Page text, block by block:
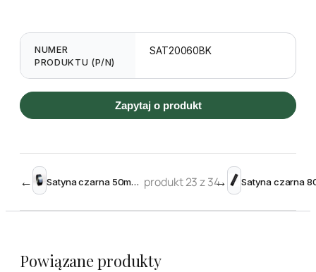
NUMER
PRODUKTU (P/N)
SAT20060BK
Zapytaj o produkt
← Satyna czarna 50mm x 200m do zadruku TT produkt 23 z 34→
Powiązane produkty